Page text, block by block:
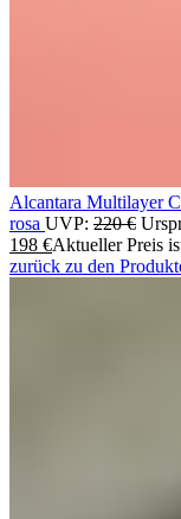
Alcantara Multilayer
rosa UVP: 220€
198 €Aktueller Preis
zurück zu den